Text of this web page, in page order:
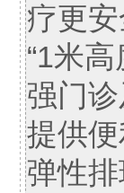
疗更
“1米
强门
提供
弹性